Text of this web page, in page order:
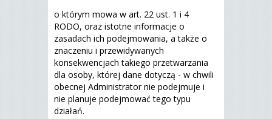
o którym mowa w art. 22 ust. 1 i 4
RODO, oraz istotne informacje o
zasadach ich podejmowania, a także o
znaczeniu i przewidywanych
konsekwencjach takiego przetwarzania
dla osoby, której dane dotyczą - w chwili
obecnej Administrator nie podejmuje i
nie planuje podejmować tego typu
działań.